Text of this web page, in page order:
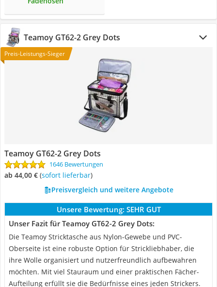
Teamoy GT62-2 Grey Dots
Preis-Leistungs-Sieger
Teamoy GT62-2 Grey Dots
1646 Bewertungen
ab 44,00 € ( Sofort lieferbar)
Preisvergleich und weitere Angebote
Unsere Bewertung: SEHR GUT
Unser Fazit für Teamoy GT62-2 Grey Dots:
Die Teamoy Stricktasche aus Nylon-Gewebe und PVC-
Oberseite ist eine robuste Option für Strickliebhaber, die
ihre Wolle organisiert und nutzerfreundlich aufbewahren
möchten. Mit viel Stauraum und einer praktischen Fächer-
Aufteilung erfüllt sie die Bedürfnisse eines jeden Strickers.